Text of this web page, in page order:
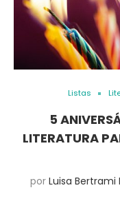
Listas
5
LITERATURA
por Luisa Bertrami